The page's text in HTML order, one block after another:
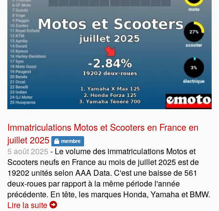
Immatriculations Motos et Scooters en France en
juillet 2025
membre
5 août 2025 - Le volume des immatriculations Motos et
Scooters neufs en France au mois de juillet 2025 est de
19202 unités selon AAA Data. C'est une baisse de 561
deux-roues par rapport à la même période l'année
précédente. En tête, les marques Honda, Yamaha et BMW.
Lire la suite